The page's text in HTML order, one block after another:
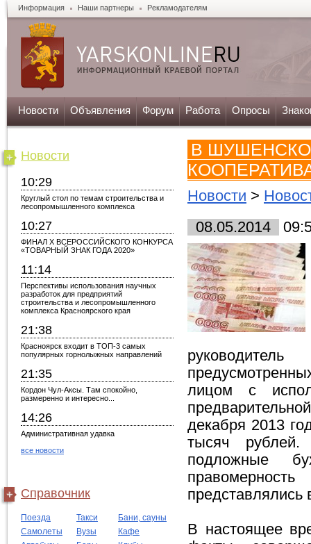
Информация Наши партнеры Рекламодателям
Новости Объявления Форум Работа Опросы
Новости
10:29
Круглый стол по темам строительства и
лесопромышленного комплекса
10:27
ФИНАЛ X ВСЕРОССИЙСКОГО КОНКУРСА
«ТОВАРНЫЙ ЗНАК ГОДА 2020»
11:14
Перспективы использования научных
разработок для предприятий
строительства и лесопромышленного
комплекса Красноярского края
21:38
Красноярск входит в ТОП-3 самых
популярных горнолыжных направлений
21:35
Кордон Чул-Аксы. Там спокойно,
размеренно и интересно...
14:26
Административная удавка
все новости
Справочник
Поезда Такси
Бани, сауны
Самолеты
Вузы
Кафе
В
Новости >
08.05.2014
лицом с
декабря 2013
тысяч
подложные
представлялись
В настоящее